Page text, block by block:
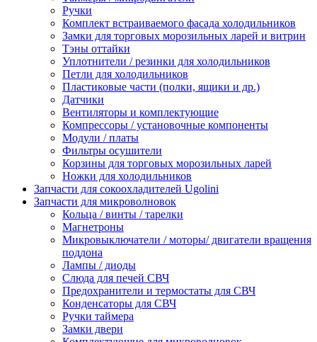
Ручки
Комплект встраиваемого фасада холодильников
Замки для торговых морозильных ларей и витрин
Тэны оттайки
Уплотнители / резинки для холодильников
Петли для холодильников
Пластиковые части (полки, ящики и др.)
Датчики
Вентиляторы и комплектующие
Компрессоры / установочные компоненты
Модули / платы
Фильтры осушители
Корзины для торговых морозильных ларей
Ножки для холодильников
Запчасти для сокоохладителей Ugolini
Запчасти для микроволновок
Кольца / винты / тарелки
Магнетроны
Микровыключатели / моторы/ двигатели вращения
поддона
Лампы / диоды
Слюда для печей СВЧ
Предохранители и термостаты для СВЧ
Конденсаторы для СВЧ
Ручки таймера
Замки двери